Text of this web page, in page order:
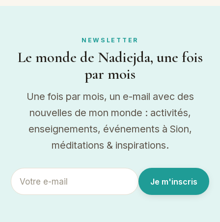
NEWSLETTER
Le monde de Nadiejda, une fois
par mois
Une fois par mois, un e-mail avec des
nouvelles de mon monde : activités,
enseignements, événements à Sion,
méditations & inspirations.
Je m'inscris